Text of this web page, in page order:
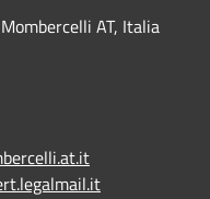
AT, Italia